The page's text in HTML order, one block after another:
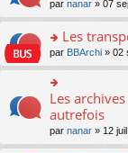
c
e
nt
pl
u
ré
c
e
nt
n
le
pl
u
s
ré
c
e
nt
g
e
n
n
le
pl
u
s
a
g
e
n
o
lu
le
pl
er
le
m
e
s
g
e
n
o
o
n
ult
er
le
m
s
a
par nanar » 07
o
n
s
ult
er
le
m
e
Les
par BBArchi » 02
n
ult
Les
autrefois
par nanar » 12